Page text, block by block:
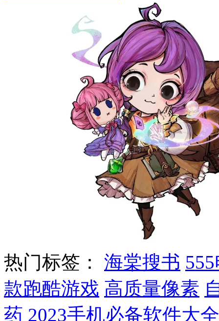
热门标签： 海棠搜书
款跑酷游戏 高质量像素
药 2023手机必备软件大全